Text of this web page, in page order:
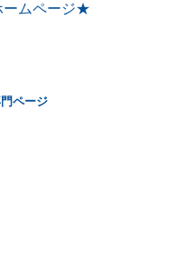
ームページ★
ページ